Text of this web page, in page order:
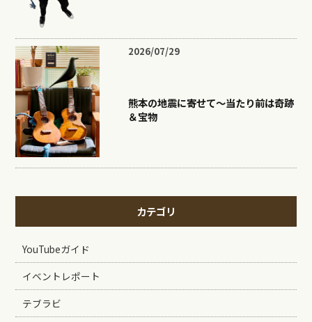
2026/07/29
熊本の地震に寄せて〜当たり前は奇跡
＆宝物
カテゴリ
YouTubeガイド
イベントレポート
テブラビ